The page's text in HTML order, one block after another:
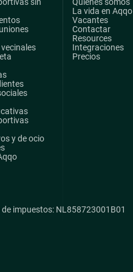
y de ocio
La vida en Aqqo
Vacantes
Contactar
Resources
Integraciones
Precios
de impuestos: NL858723001B01